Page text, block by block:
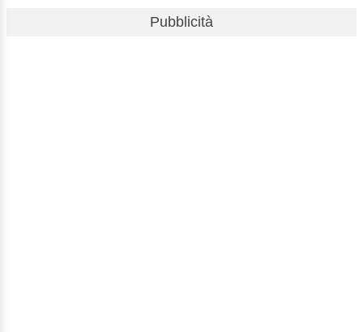
Pubblicità